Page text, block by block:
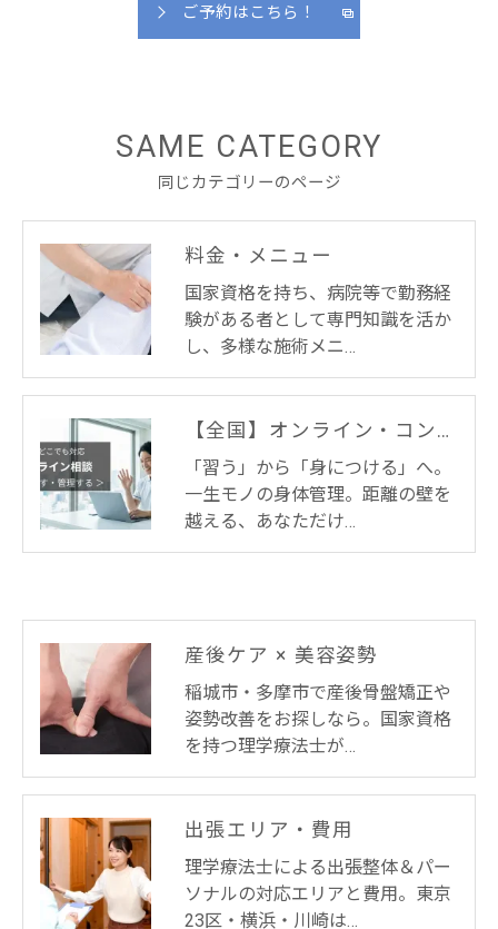
ご予約はこちら！
同じカテゴリーのページ
SAME CATEGORY
料金・メニュー
国家資格を持ち、病院等で勤務経
験がある者として専門知識を活か
し、多様な施術メニ…
【全国】オンライン・コンディショニング
「習う」から「身につける」へ。
一生モノの身体管理。距離の壁を
越える、あなただけ…
産後ケア × 美容姿勢
稲城市・多摩市で産後骨盤矯正や
姿勢改善をお探しなら。国家資格
を持つ理学療法士が…
出張エリア・費用
理学療法士による出張整体＆パー
ソナルの対応エリアと費用。東京
23区・横浜・川崎は…